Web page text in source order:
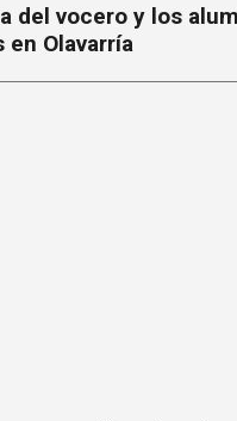
del vocero y los
Olavarría